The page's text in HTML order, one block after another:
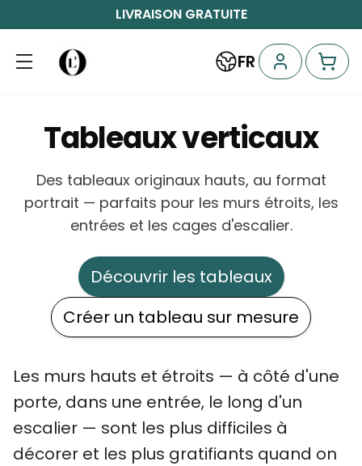
LIVRAISON GRATUITE
FR
Tableaux verticaux
Des tableaux originaux hauts, au format
portrait — parfaits pour les murs étroits, les
entrées et les cages d'escalier.
Découvrir les tableaux
Créer un tableau sur mesure
Les murs hauts et étroits — à côté d'une
porte, dans une entrée, le long d'un
escalier — sont les plus difficiles à
décorer et les plus gratifiants quand on